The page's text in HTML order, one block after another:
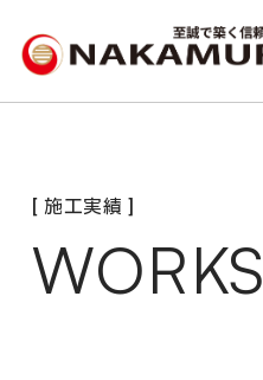
[ 施工実績 ]
WORKS